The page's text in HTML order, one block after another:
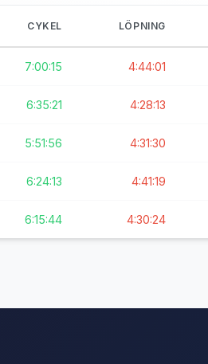
CYKEL LÖPNING
7:00:15 4:44:01
6:35:21 4:28:13
5:51:56 4:31:30
6:24:13 4:41:19
6:15:44 4:30:24